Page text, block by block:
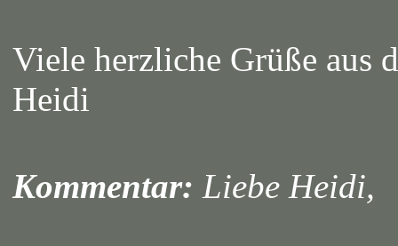
Viele herzliche Grüße aus
Heidi
Kommentar: Liebe Heidi,